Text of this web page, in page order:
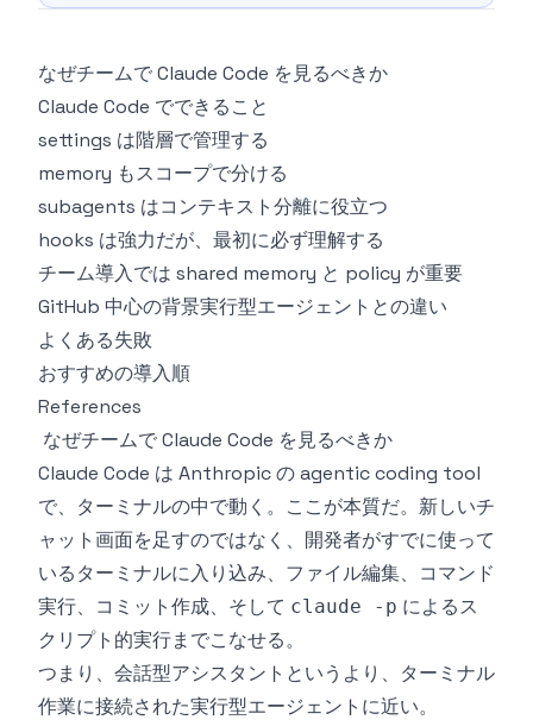
なぜチームで Claude Code を見るべきか
Claude Code でできること
settings は階層で管理する
memory もスコープで分ける
subagents はコンテキスト分離に役立つ
hooks は強力だが、最初に必ず理解する
チーム導入では shared memory と policy が重要
GitHub 中心の背景実行型エージェントとの違い
よくある失敗
おすすめの導入順
References
なぜチームで Claude Code を見るべきか
Claude Code は Anthropic の agentic coding tool
で、ターミナルの中で動く。ここが本質だ。新しいチ
ャット画面を足すのではなく、開発者がすでに使って
いるターミナルに入り込み、ファイル編集、コマンド
実行、コミット作成、そして claude -p によるス
クリプト的実行までこなせる。
つまり、会話型アシスタントというより、ターミナル
作業に接続された実行型エージェントに近い。